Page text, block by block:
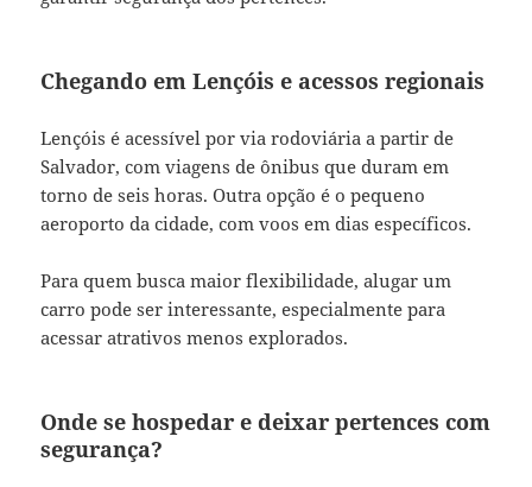
Chegando em Lençóis e acessos regionais
Lençóis é acessível por via rodoviária a partir de
Salvador, com viagens de ônibus que duram em
torno de seis horas. Outra opção é o pequeno
aeroporto da cidade, com voos em dias específicos.
Para quem busca maior flexibilidade, alugar um
carro pode ser interessante, especialmente para
acessar atrativos menos explorados.
Onde se hospedar e deixar pertences com
segurança?